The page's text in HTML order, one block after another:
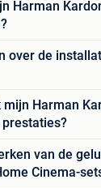
Harman
over de
mijn Harman
van de
Cinema-